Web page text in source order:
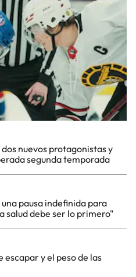
nuevos protagonistas y
segunda temporada
una pausa indefinida para
salud debe ser lo primero"
y el peso de las